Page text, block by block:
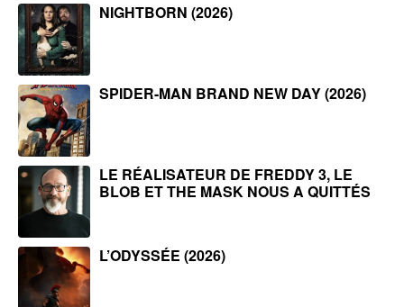
NIGHTBORN (2026)
SPIDER-MAN BRAND NEW DAY (2026)
LE RÉALISATEUR DE FREDDY 3, LE
BLOB ET THE MASK NOUS A QUITTÉS
L’ODYSSÉE (2026)